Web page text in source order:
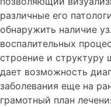
различные его
обнаружить наличие
воспалительных
строение и структуру
дает возможность
заболевания еще на
грамотный план